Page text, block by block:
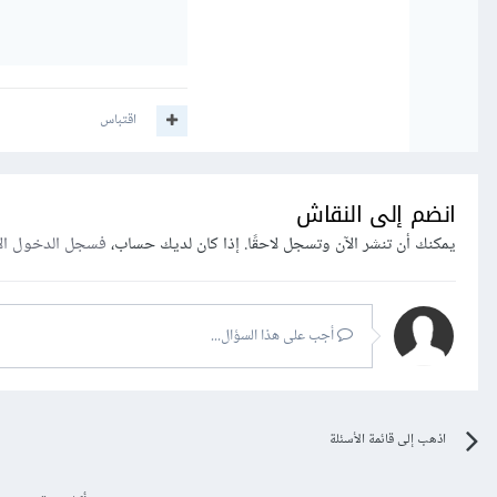
اقتباس
انضم إلى النقاش
يمكنك أن تنشر الآن وتسجل لاحقًا. إذا كان لديك حساب،فسجل الدخول
أجب على هذا السؤال...
اذهب إلى قائمة الأسئلة